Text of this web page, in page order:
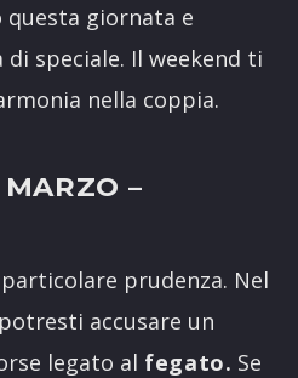
giornata e
speciale. Il weekend ti
nella coppia.
MARZO –
prudenza. Nel
accusare un
legato al fegato. Se